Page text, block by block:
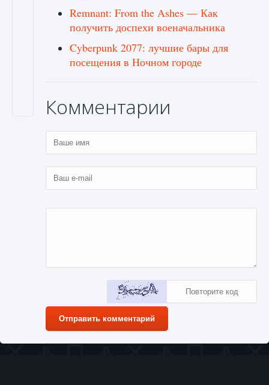
Remnant: From the Ashes — Как
получить доспехи военачальника
Cyberpunk 2077: лучшие бары для
посещения в Ночном городе
Комментарии
Отправить комментарий